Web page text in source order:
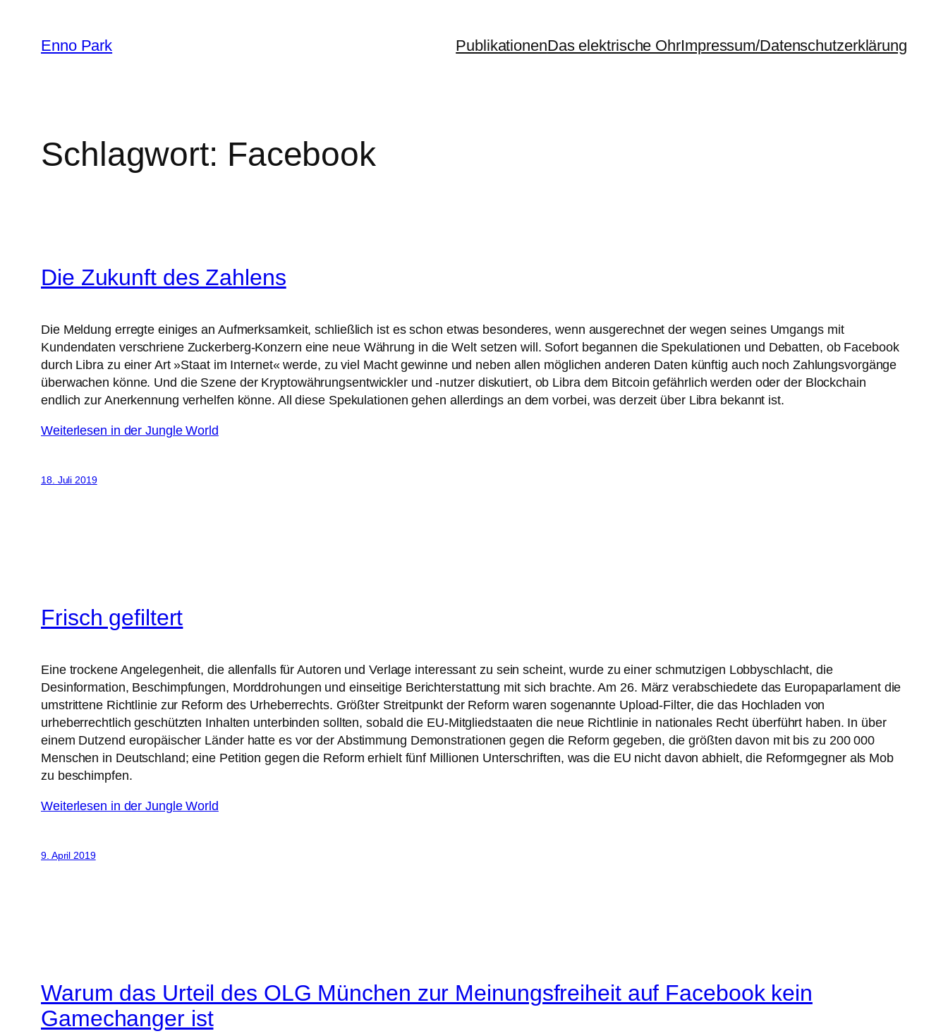
Inhalt
springen
Enno Park PublikationenDas elektrische OhrImpressum/Datenschutzerklärung
Schlagwort: Facebook
Die Zukunft des Zahlens
Die Meldung erregte einiges an Aufmerksamkeit, schließlich ist es schon etwas besonderes, wenn ausgerechnet der wegen seines Umgangs mit
Kundendaten verschriene Zuckerberg-Konzern eine neue Währung in die Welt setzen will. Sofort begannen die Spekulationen und Debatten, ob Facebook
durch Libra zu einer Art »Staat im Internet« werde, zu viel Macht gewinne und neben allen möglichen anderen Daten künftig auch noch Zahlungsvorgänge
überwachen könne. Und die Szene der Kryptowährungsentwickler und ­-nutzer diskutiert, ob Libra dem Bitcoin gefährlich werden oder der Blockchain
endlich zur Anerkennung verhelfen könne. All diese Spekulationen ­gehen allerdings an dem vorbei, was derzeit über Libra bekannt ist.
Weiterlesen in der Jungle World
18. Juli 2019
Frisch gefiltert
Eine trockene Angelegenheit, die allenfalls für Autoren und Verlage interessant zu sein scheint, wurde zu einer schmutzigen Lobbyschlacht, die
Desinformation, Beschimpfungen, Morddrohungen und einseitige Berichterstattung mit sich brachte. Am 26. März verabschiedete das Europaparlament die
umstrittene Richtlinie zur Reform des Urheberrechts. Größter Streitpunkt der Reform waren sogenannte Upload-Filter, die das Hochladen von
urheberrechtlich geschützten Inhalten unterbinden sollten, sobald die EU-Mitgliedstaaten die neue Richtlinie in nationales Recht überführt haben. In über
einem Dutzend europäischer Länder hatte es vor der Abstimmung Demonstrationen gegen die Reform gegeben, die größten davon mit bis zu 200 000
Menschen in Deutschland; eine Petition gegen die Reform erhielt fünf Millionen Unterschriften, was die EU nicht davon abhielt, die Reformgegner als Mob
zu beschimpfen.
Weiterlesen in der Jungle World
9. April 2019
Warum das Urteil des OLG München zur Meinungsfreiheit auf Facebook kein
Gamechanger ist